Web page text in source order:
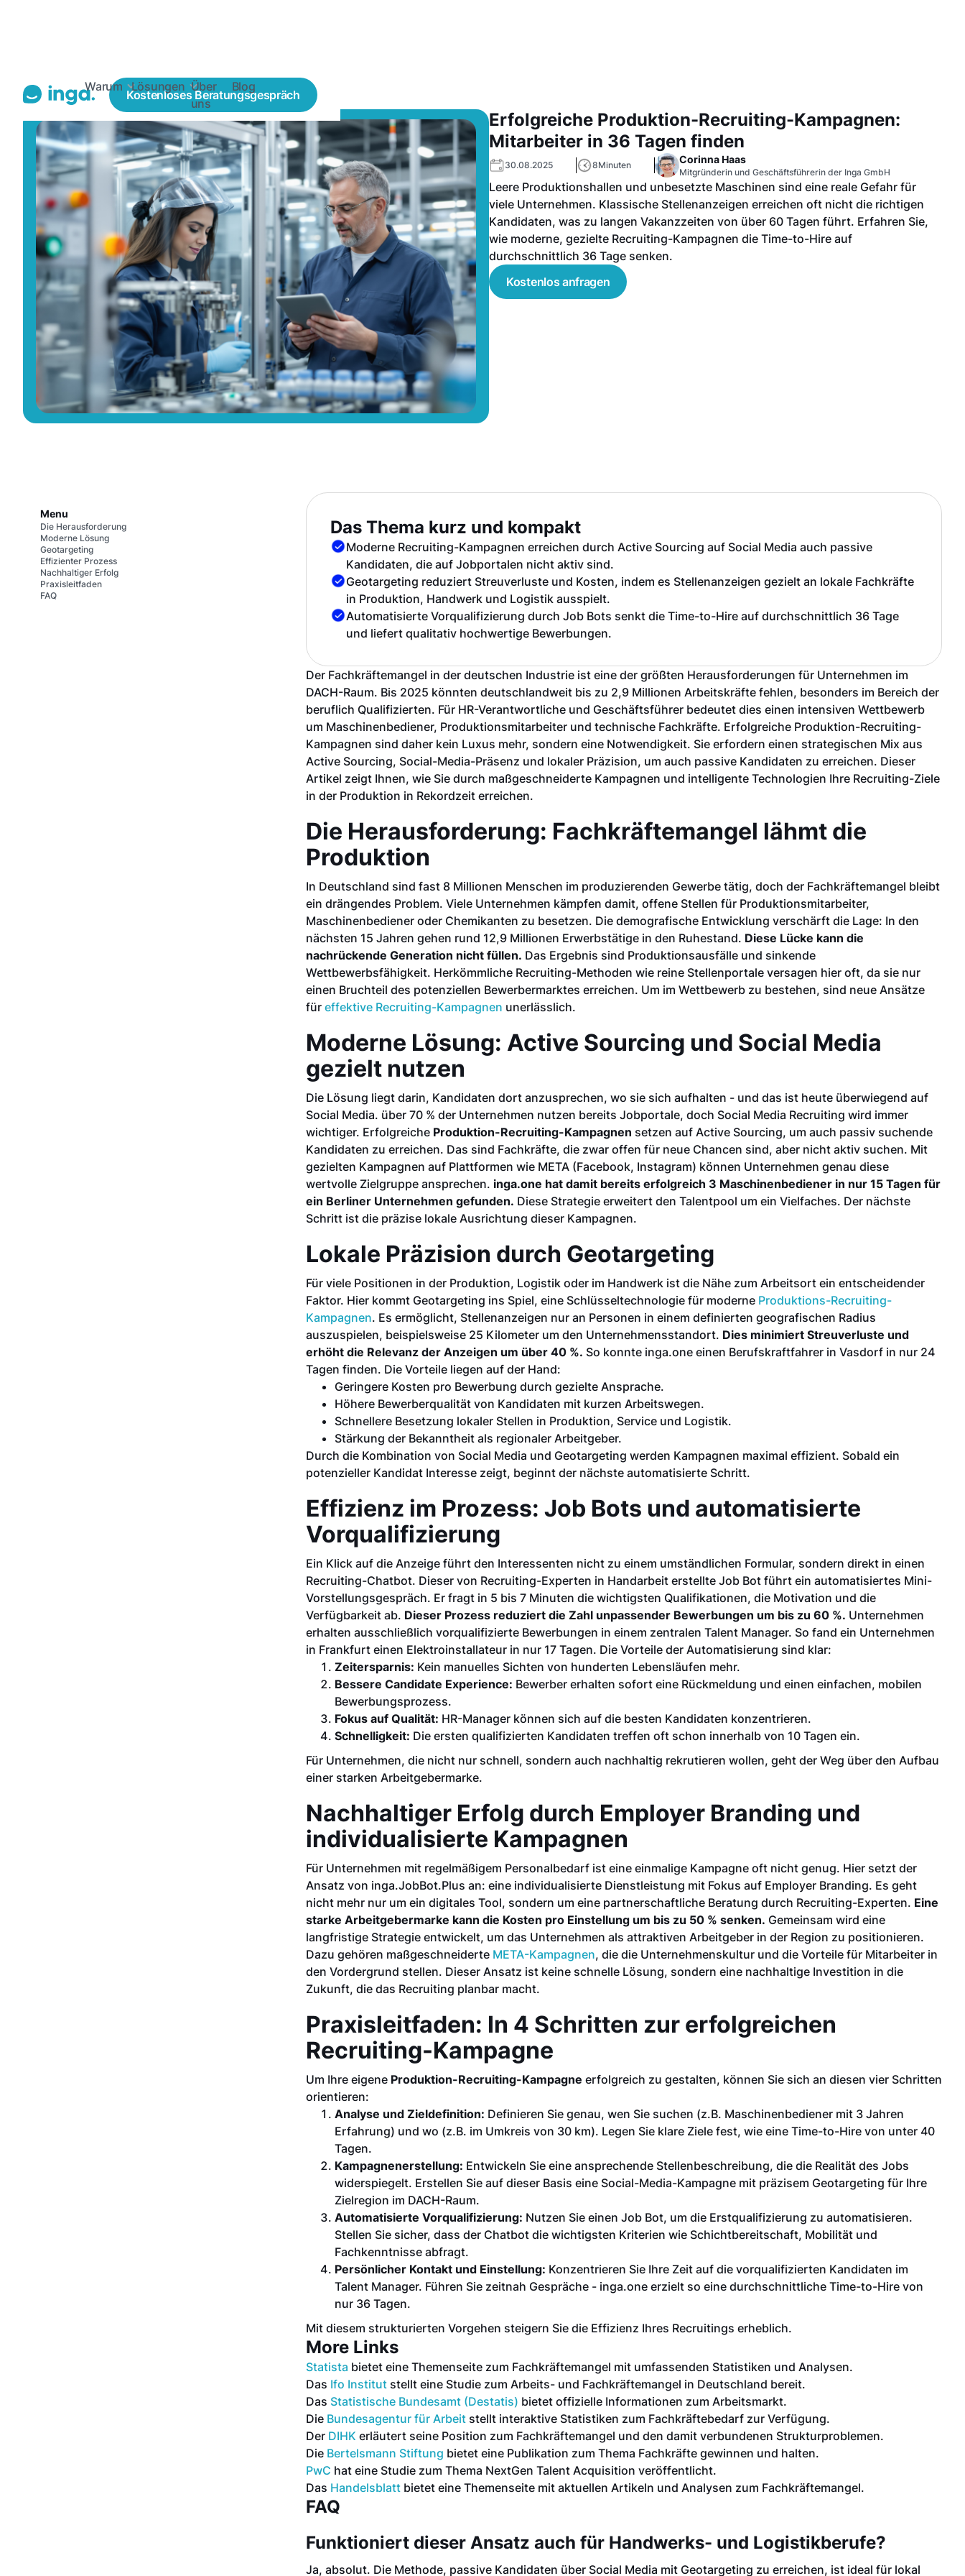
Warum Lösungen Über
uns
Blog
KostenlosesBeratungsgespräch
Personalbeschaffung Effizientes Recruiting
Erfolgreiche Produktion-Recruiting-Kampagnen:
Mitarbeiter in 36 Tagen finden
30.08.2025 8Minuten Corinna Haas
Mitgründerin und Geschäftsführerin der Inga GmbH
Leere Produktionshallen und unbesetzte Maschinen sind eine reale Gefahr für
viele Unternehmen. Klassische Stellenanzeigen erreichen oft nicht die richtigen
Kandidaten, was zu langen Vakanzzeiten von über 60 Tagen führt. Erfahren Sie,
wie moderne, gezielte Recruiting-Kampagnen die Time-to-Hire auf
durchschnittlich 36 Tage senken.
Kostenlos anfragen
Menu
Die Herausforderung
Moderne Lösung
Geotargeting
Effizienter Prozess
Nachhaltiger Erfolg
Praxisleitfaden
FAQ
Das Thema kurz und kompakt
Moderne Recruiting-Kampagnen erreichen durch Active Sourcing auf Social Media auch passive
Kandidaten, die auf Jobportalen nicht aktiv sind.
Geotargeting reduziert Streuverluste und Kosten, indem es Stellenanzeigen gezielt an lokale Fachkräfte
in Produktion, Handwerk und Logistik ausspielt.
Automatisierte Vorqualifizierung durch Job Bots senkt die Time-to-Hire auf durchschnittlich 36 Tage
und liefert qualitativ hochwertige Bewerbungen.
Der Fachkräftemangel in der deutschen Industrie ist eine der größten Herausforderungen für Unternehmen im
DACH-Raum. Bis 2025 könnten deutschlandweit bis zu 2,9 Millionen Arbeitskräfte fehlen, besonders im Bereich der
beruflich Qualifizierten. Für HR-Verantwortliche und Geschäftsführer bedeutet dies einen intensiven Wettbewerb
um Maschinenbediener, Produktionsmitarbeiter und technische Fachkräfte. Erfolgreiche Produktion-Recruiting-
Kampagnen sind daher kein Luxus mehr, sondern eine Notwendigkeit. Sie erfordern einen strategischen Mix aus
Active Sourcing, Social-Media-Präsenz und lokaler Präzision, um auch passive Kandidaten zu erreichen. Dieser
Artikel zeigt Ihnen, wie Sie durch maßgeschneiderte Kampagnen und intelligente Technologien Ihre Recruiting-Ziele
in der Produktion in Rekordzeit erreichen.
Die Herausforderung: Fachkräftemangel lähmt die
Produktion
In Deutschland sind fast 8 Millionen Menschen im produzierenden Gewerbe tätig, doch der Fachkräftemangel bleibt
ein drängendes Problem. Viele Unternehmen kämpfen damit, offene Stellen für Produktionsmitarbeiter,
Maschinenbediener oder Chemikanten zu besetzen. Die demografische Entwicklung verschärft die Lage: In den
nächsten 15 Jahren gehen rund 12,9 Millionen Erwerbstätige in den Ruhestand. Diese Lücke kann die
nachrückende Generation nicht füllen. Das Ergebnis sind Produktionsausfälle und sinkende
Wettbewerbsfähigkeit. Herkömmliche Recruiting-Methoden wie reine Stellenportale versagen hier oft, da sie nur
einen Bruchteil des potenziellen Bewerbermarktes erreichen. Um im Wettbewerb zu bestehen, sind neue Ansätze
für effektive Recruiting-Kampagnen unerlässlich.
Moderne Lösung: Active Sourcing und Social Media
gezielt nutzen
Die Lösung liegt darin, Kandidaten dort anzusprechen, wo sie sich aufhalten - und das ist heute überwiegend auf
Social Media. über 70 % der Unternehmen nutzen bereits Jobportale, doch Social Media Recruiting wird immer
wichtiger. Erfolgreiche Produktion-Recruiting-Kampagnen setzen auf Active Sourcing, um auch passiv suchende
Kandidaten zu erreichen. Das sind Fachkräfte, die zwar offen für neue Chancen sind, aber nicht aktiv suchen. Mit
gezielten Kampagnen auf Plattformen wie META (Facebook, Instagram) können Unternehmen genau diese
wertvolle Zielgruppe ansprechen. inga.one hat damit bereits erfolgreich 3 Maschinenbediener in nur 15 Tagen für
ein Berliner Unternehmen gefunden. Diese Strategie erweitert den Talentpool um ein Vielfaches. Der nächste
Schritt ist die präzise lokale Ausrichtung dieser Kampagnen.
Lokale Präzision durch Geotargeting
Für viele Positionen in der Produktion, Logistik oder im Handwerk ist die Nähe zum Arbeitsort ein entscheidender
Faktor. Hier kommt Geotargeting ins Spiel, eine Schlüsseltechnologie für moderne Produktions-Recruiting-
Kampagnen. Es ermöglicht, Stellenanzeigen nur an Personen in einem definierten geografischen Radius
auszuspielen, beispielsweise 25 Kilometer um den Unternehmensstandort. Dies minimiert Streuverluste und
erhöht die Relevanz der Anzeigen um über 40 %. So konnte inga.one einen Berufskraftfahrer in Vasdorf in nur 24
Tagen finden. Die Vorteile liegen auf der Hand:
Geringere Kosten pro Bewerbung durch gezielte Ansprache.
Höhere Bewerberqualität von Kandidaten mit kurzen Arbeitswegen.
Schnellere Besetzung lokaler Stellen in Produktion, Service und Logistik.
Stärkung der Bekanntheit als regionaler Arbeitgeber.
Durch die Kombination von Social Media und Geotargeting werden Kampagnen maximal effizient. Sobald ein
potenzieller Kandidat Interesse zeigt, beginnt der nächste automatisierte Schritt.
Effizienz im Prozess: Job Bots und automatisierte
Vorqualifizierung
Ein Klick auf die Anzeige führt den Interessenten nicht zu einem umständlichen Formular, sondern direkt in einen
Recruiting-Chatbot. Dieser von Recruiting-Experten in Handarbeit erstellte Job Bot führt ein automatisiertes Mini-
Vorstellungsgespräch. Er fragt in 5 bis 7 Minuten die wichtigsten Qualifikationen, die Motivation und die
Verfügbarkeit ab. Dieser Prozess reduziert die Zahl unpassender Bewerbungen um bis zu 60 %. Unternehmen
erhalten ausschließlich vorqualifizierte Bewerbungen in einem zentralen Talent Manager. So fand ein Unternehmen
in Frankfurt einen Elektroinstallateur in nur 17 Tagen. Die Vorteile der Automatisierung sind klar:
Zeitersparnis: Kein manuelles Sichten von hunderten Lebensläufen mehr.
Bessere Candidate Experience: Bewerber erhalten sofort eine Rückmeldung und einen einfachen, mobilen
Bewerbungsprozess.
Fokus auf Qualität: HR-Manager können sich auf die besten Kandidaten konzentrieren.
Schnelligkeit: Die ersten qualifizierten Kandidaten treffen oft schon innerhalb von 10 Tagen ein.
Für Unternehmen, die nicht nur schnell, sondern auch nachhaltig rekrutieren wollen, geht der Weg über den Aufbau
einer starken Arbeitgebermarke.
Nachhaltiger Erfolg durch Employer Branding und
individualisierte Kampagnen
Für Unternehmen mit regelmäßigem Personalbedarf ist eine einmalige Kampagne oft nicht genug. Hier setzt der
Ansatz von inga.JobBot.Plus an: eine individualisierte Dienstleistung mit Fokus auf Employer Branding. Es geht
nicht mehr nur um ein digitales Tool, sondern um eine partnerschaftliche Beratung durch Recruiting-Experten. Eine
starke Arbeitgebermarke kann die Kosten pro Einstellung um bis zu 50 % senken. Gemeinsam wird eine
langfristige Strategie entwickelt, um das Unternehmen als attraktiven Arbeitgeber in der Region zu positionieren.
Dazu gehören maßgeschneiderte META-Kampagnen, die die Unternehmenskultur und die Vorteile für Mitarbeiter in
den Vordergrund stellen. Dieser Ansatz ist keine schnelle Lösung, sondern eine nachhaltige Investition in die
Zukunft, die das Recruiting planbar macht.
Praxisleitfaden: In 4 Schritten zur erfolgreichen
Recruiting-Kampagne
Um Ihre eigene Produktion-Recruiting-Kampagne erfolgreich zu gestalten, können Sie sich an diesen vier Schritten
orientieren:
Analyse und Zieldefinition: Definieren Sie genau, wen Sie suchen (z.B. Maschinenbediener mit 3 Jahren
Erfahrung) und wo (z.B. im Umkreis von 30 km). Legen Sie klare Ziele fest, wie eine Time-to-Hire von unter 40
Tagen.
Kampagnenerstellung: Entwickeln Sie eine ansprechende Stellenbeschreibung, die die Realität des Jobs
widerspiegelt. Erstellen Sie auf dieser Basis eine Social-Media-Kampagne mit präzisem Geotargeting für Ihre
Zielregion im DACH-Raum.
Automatisierte Vorqualifizierung: Nutzen Sie einen Job Bot, um die Erstqualifizierung zu automatisieren.
Stellen Sie sicher, dass der Chatbot die wichtigsten Kriterien wie Schichtbereitschaft, Mobilität und
Fachkenntnisse abfragt.
Persönlicher Kontakt und Einstellung: Konzentrieren Sie Ihre Zeit auf die vorqualifizierten Kandidaten im
Talent Manager. Führen Sie zeitnah Gespräche - inga.one erzielt so eine durchschnittliche Time-to-Hire von
nur 36 Tagen.
Mit diesem strukturierten Vorgehen steigern Sie die Effizienz Ihres Recruitings erheblich.
More Links
Statista bietet eine Themenseite zum Fachkräftemangel mit umfassenden Statistiken und Analysen.
Das Ifo Institutstellt eine Studie zum Arbeits- und Fachkräftemangel in Deutschland bereit.
Das Statistische Bundesamt (Destatis) bietet offizielle Informationen zum Arbeitsmarkt.
Die Bundesagentur für Arbeitstellt interaktive Statistiken zum Fachkräftebedarf zur Verfügung.
Der DIHK erläutert seine Position zum Fachkräftemangel und den damit verbundenen Strukturproblemen.
Die Bertelsmann Stiftung bietet eine Publikation zum Thema Fachkräfte gewinnen und halten.
PwC hat eine Studie zum Thema NextGen Talent Acquisition veröffentlicht.
Das Handelsblattbietet eine Themenseite mit aktuellen Artikeln und Analysen zum Fachkräftemangel.
FAQ
Funktioniert dieser Ansatz auch für Handwerks- und Logistikberufe?
Ja, absolut. Die Methode, passive Kandidaten über Social Media mit Geotargeting zu erreichen, ist ideal für lokal